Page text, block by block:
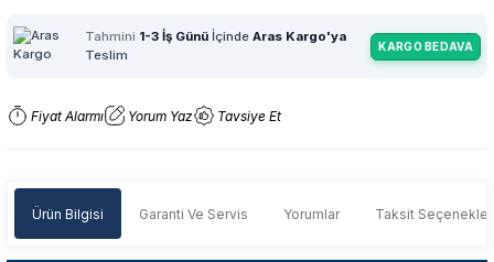
Tahmini 1-3 İş Günü İçinde Aras Kargo'ya
Teslim
KARGO BEDAVA
Fiyat Alarmı Yorum Yaz Tavsiye Et
Ürün Bilgisi Garanti Ve Servis Yorumlar Taksit